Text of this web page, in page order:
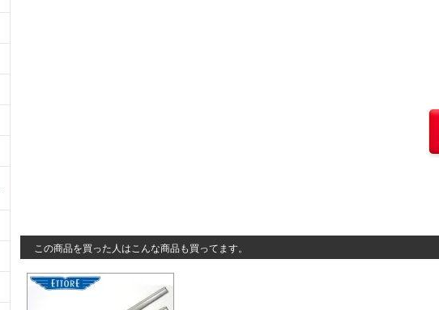
この商品を買った人はこんな商品も買ってます。